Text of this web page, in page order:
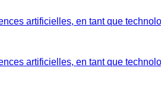
artificielles, en tant que
artificielles, en tant que